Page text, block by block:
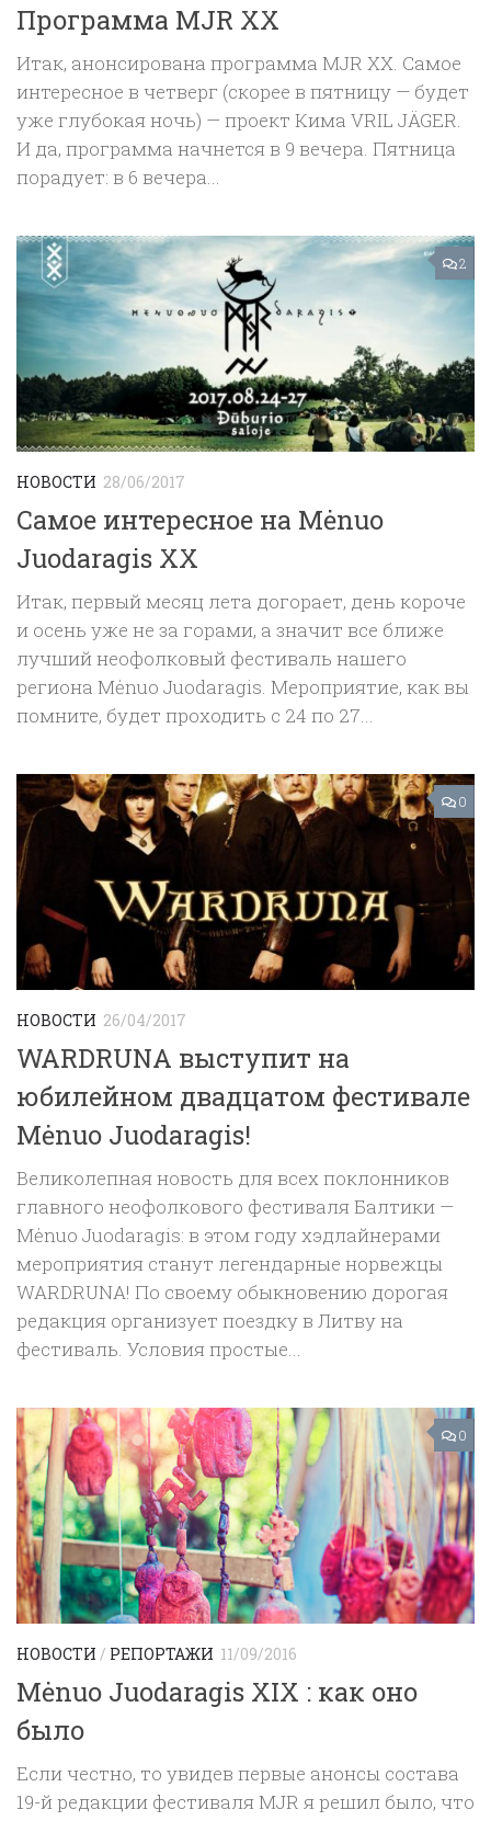
Программа MJR XX
Итак, анонсирована программа MJR XX. Самое
интересное в четверг (скорее в пятницу — будет
уже глубокая ночь) — проект Кима VRIL JÄGER.
И да, программа начнется в 9 вечера. Пятница
порадует: в 6 вечера...
2
НОВОСТИ 28/06/2017
Самое интересное на Mėnuo
Juodaragis XX
Итак, первый месяц лета догорает, день короче
и осень уже не за горами, а значит все ближе
лучший неофолковый фестиваль нашего
региона Mėnuo Juodaragis. Мероприятие, как вы
помните, будет проходить с 24 по 27...
0
НОВОСТИ 26/04/2017
WARDRUNA выступит на
юбилейном двадцатом фестивале
Mėnuo Juodaragis!
Великолепная новость для всех поклонников
главного неофолкового фестиваля Балтики —
Mėnuo Juodaragis: в этом году хэдлайнерами
мероприятия станут легендарные норвежцы
WARDRUNA! По своему обыкновению дорогая
редакция организует поездку в Литву на
фестиваль. Условия простые...
0
НОВОСТИ / РЕПОРТАЖИ 11/09/2016
Mėnuo Juodaragis XIX : как оно
было
Eсли честно, то увидев первые анонсы состава
19-й редакции фестиваля MJR я решил было, что